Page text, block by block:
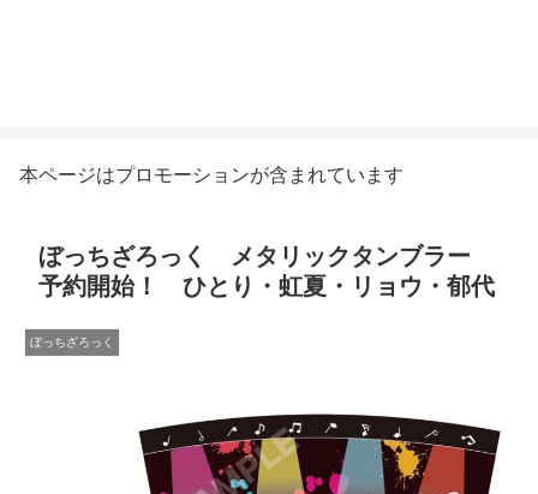
本ページはプロモーションが含まれています
ぼっちざろっく メタリックタンブラー
予約開始！ ひとり・虹夏・リョウ・郁代
ぼっちざろっく